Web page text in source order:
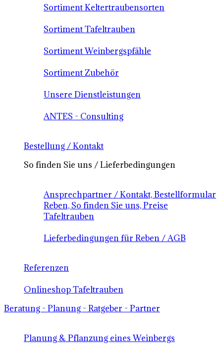
Sortiment Keltertraubensorten
Sortiment Tafeltrauben
Sortiment Weinbergspfähle
Sortiment Zubehör
Unsere Dienstleistungen
ANTES - Consulting
Bestellung / Kontakt
So finden Sie uns / Lieferbedingungen
Ansprechpartner / Kontakt, Bestellformular
Reben, So finden Sie uns, Preise
Tafeltrauben
Lieferbedingungen für Reben / AGB
Referenzen
Onlineshop Tafeltrauben
Beratung - Planung - Ratgeber - Partner
Planung & Pflanzung eines Weinbergs